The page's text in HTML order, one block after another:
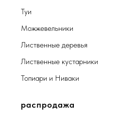
Туи
Можжевельники
Лиственные деревья
Лиственные кустарники
Топиари и Ниваки
распродажа